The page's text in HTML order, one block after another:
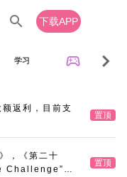
search 下载APP
学习 sports_esports chevron_right
返利，目前支
置顶
，《第二十
Challenge”，
置顶